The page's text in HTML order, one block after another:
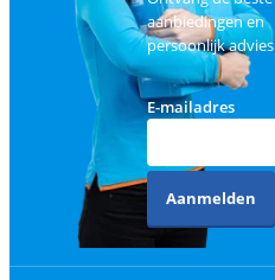
aanbiedingen en
persoonlijk
E-mailadres
Aanmelden